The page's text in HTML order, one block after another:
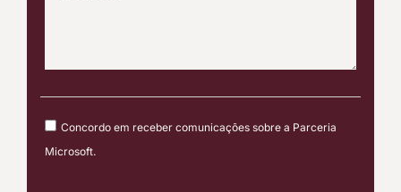
Concordo em receber comunicações sobre a Parceria
Microsoft.